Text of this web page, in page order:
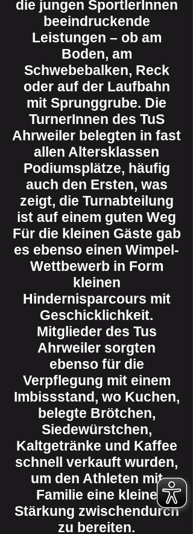
die jungen SportlerInnen
beeindruckende
Leistungen – ob am
Boden, am
Schwebebalken, Reck
oder auf der Laufbahn
mit Sprunggrube. Die
TurnerInnen des TuS
Ahrweiler belegten in fast
allen Altersklassen
Podiumsplätze, häufig
auch den Ersten, was
zeigt, die Turnabteilung
ist auf einem guten Weg
Für die kleinen Gäste gab
es ebenso einen Wimpel-
Wettbewerb in Form
kleinen
Hindernisparcours mit
Geschicklichkeit.
Mitglieder des Tus
Ahrweiler sorgten
ebenso für die
Verpflegung mit einem
Imbissstand, wo Kuchen,
belegte Brötchen,
Siedewürstchen,
Kaltgetränke und Kaffee
schnell verkauft wurden,
um den Athleten mit
Familie eine kleine
Stärkung zwischendurch
zu bereiten.